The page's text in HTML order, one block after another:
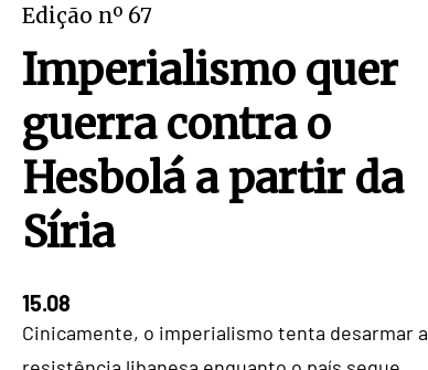
Edição nº 67
Imperialismo quer
guerra contra o
Hesbolá a partir da
Síria
15.08
Cinicamente, o imperialismo tenta desarmar a